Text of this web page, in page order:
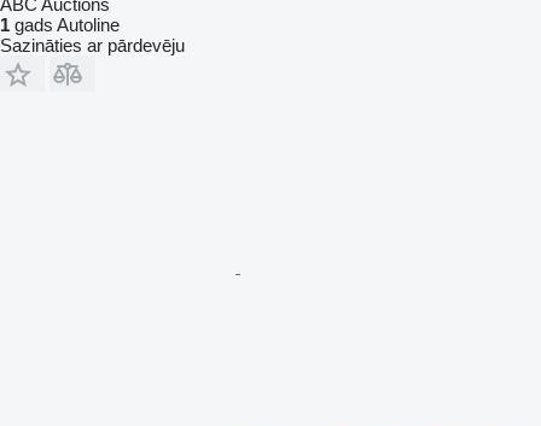
ABC Auctions
1 gads Autoline
Sazināties ar pārdevēju